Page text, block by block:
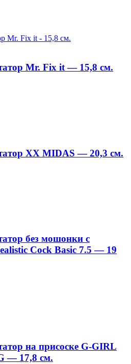
Mr. Fix it — 15,8 см.
XX MIDAS — 20,3 см.
без мошонки с
Cock Basic 7.5 — 19
на присоске G-GIRL
— 17,8 см.